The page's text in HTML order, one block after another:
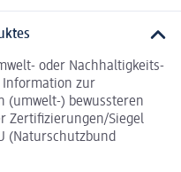
oder Nachhaltigkeits-
Information zur
(umwelt-) bewussteren
Zertifizierungen/Siegel
(Naturschutzbund